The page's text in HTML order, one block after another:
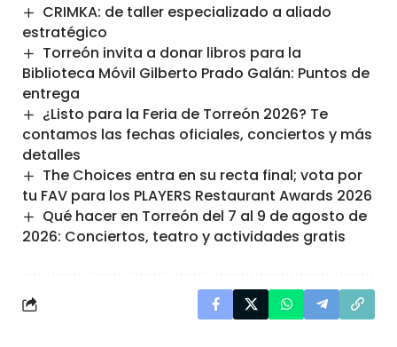
CRIMKA: de taller especializado a aliado
estratégico
Torreón invita a donar libros para la
Biblioteca Móvil Gilberto Prado Galán: Puntos de
entrega
¿Listo para la Feria de Torreón 2026? Te
contamos las fechas oficiales, conciertos y más
detalles
The Choices entra en su recta final; vota por
tu FAV para los PLAYERS Restaurant Awards 2026
Qué hacer en Torreón del 7 al 9 de agosto de
2026: Conciertos, teatro y actividades gratis